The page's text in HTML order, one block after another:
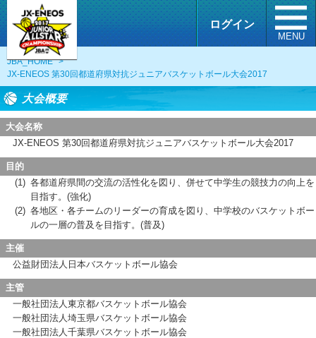
ログイン
MENU
JBA_HOME
>
JX-ENEOS 第30回都道府県対抗ジュニアバスケットボール大会2017
大会概要
大会名称
JX-ENEOS 第30回都道府県対抗ジュニアバスケットボール大会2017
目的
(1) 各都道府県間の交流の活性化を図り、併せて中学生の競技力の向上を
目指す。(強化)
(2) 各地区・各チームのリーダーの育成を図り、中学校のバスケットボー
ルの一層の普及を目指す。(普及)
主催
公益財団法人日本バスケットボール協会
主管
一般社団法人東京都バスケットボール協会
一般社団法人埼玉県バスケットボール協会
一般社団法人千葉県バスケットボール協会